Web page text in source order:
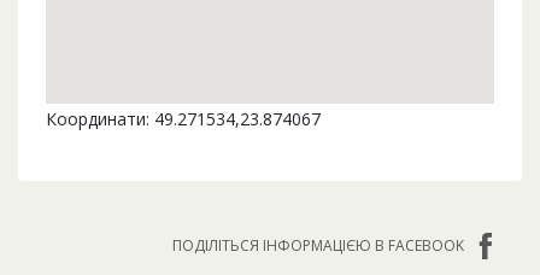
Координати: 49.271534,23.874067
ПОДІЛІТЬСЯ ІНФОРМАЦІЄЮ В FACEBOOK